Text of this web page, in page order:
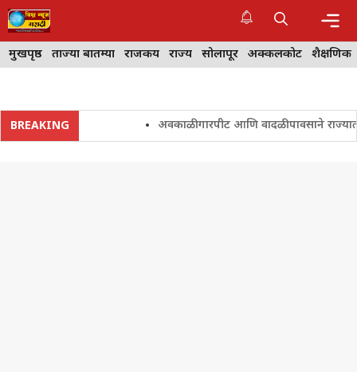
Skip
to
content
मुखपृष्ठ ताज्या बातम्या राजकीय राज्य सोलापूर अक्कलकोट शैक्षणिक
BREAKING अवकाळी गारपीट आणि वादळी पावसाने राज्यातील